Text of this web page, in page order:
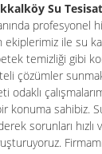
Su
profesyonel
ekiplerimiz ile su
temizliği gibi
çözümler
sahibiz. Su
sorunları hızlı